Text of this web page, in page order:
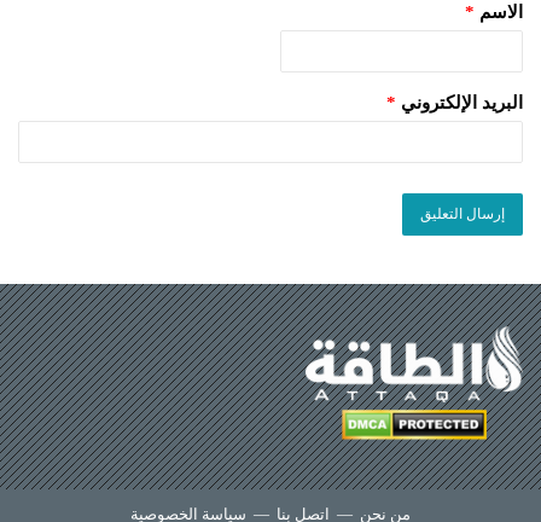
الاسم *
البريد الإلكتروني *
من نحن — اتصل بنا — سياسة الخصوصية